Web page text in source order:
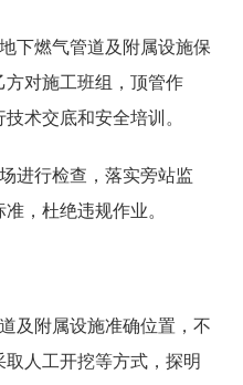
下燃气管道及附属设施保
对施工班组，顶管作
术交底和安全培训。
进行检查，落实旁站监
，杜绝违规作业。
及附属设施准确位置，不
人工开挖等方式，探明